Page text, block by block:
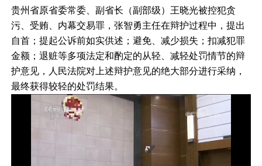
贵州省原省委常委、副省长（副部级）王晓光被控犯贪
污、受贿、内幕交易罪，张智勇主任在辩护过程中，提出
自首；提起公诉前如实供述；避免、减少损失；扣减犯罪
金额；退赃等多项法定和酌定的从轻、减轻处罚情节的辩
护意见，人民法院对上述辩护意见的绝大部分进行采纳，
最终获得较轻的处罚结果。